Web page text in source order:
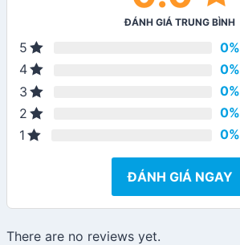
ĐÁNH GIÁ TRUNG BÌNH
5 0%
4
0%
3
0%
2
0%
1
0%
ĐÁNH GIÁ NGAY
There are no reviews yet.